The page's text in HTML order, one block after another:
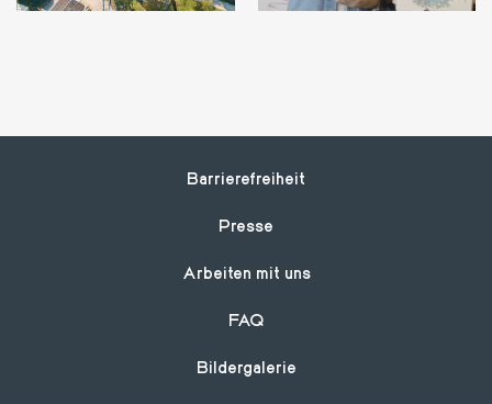
Footer
Barrierefreiheit
Presse
Arbeiten mit uns
FAQ
Bildergalerie